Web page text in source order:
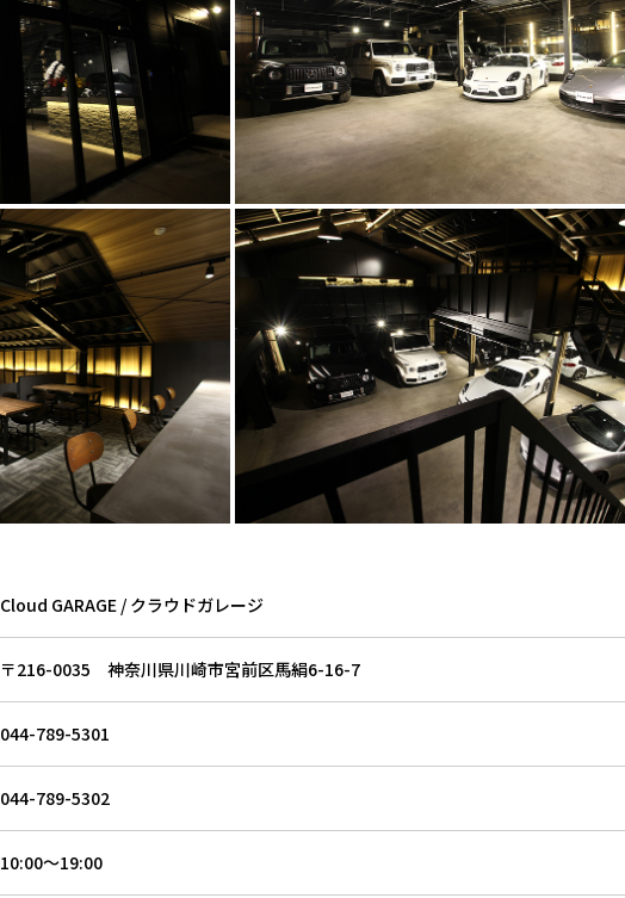
Cloud GARAGE / クラウドガレージ
〒216-0035 神奈川県川崎市宮前区馬絹6-16-7
044-789-5301
044-789-5302
10:00～19:00